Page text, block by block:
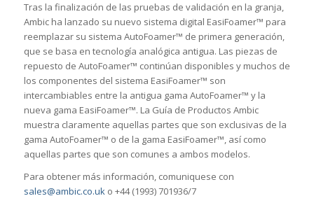
Tras la finalización de las pruebas de validación en la granja,
Ambic ha lanzado su nuevo sistema digital EasiFoamer™ para
reemplazar su sistema AutoFoamer™ de primera generación,
que se basa en tecnología analógica antigua. Las piezas de
repuesto de AutoFoamer™ continúan disponibles y muchos de
los componentes del sistema EasiFoamer™ son
intercambiables entre la antigua gama AutoFoamer™ y la
nueva gama EasiFoamer™. La Guía de Productos Ambic
muestra claramente aquellas partes que son exclusivas de la
gama AutoFoamer™ o de la gama EasiFoamer™, así como
aquellas partes que son comunes a ambos modelos.
Para obtener más información, comuniquese con
sales@ambic.co.uko +44 (1993) 701936/7